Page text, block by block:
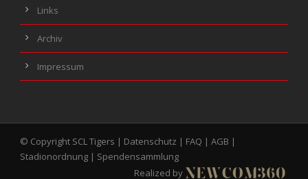
Links
Archiv
Impressum
© Copyright SCL Tigers | Datenschutz | FAQ | AGB |
Stadionordnung | Spendensammlung
Realized by